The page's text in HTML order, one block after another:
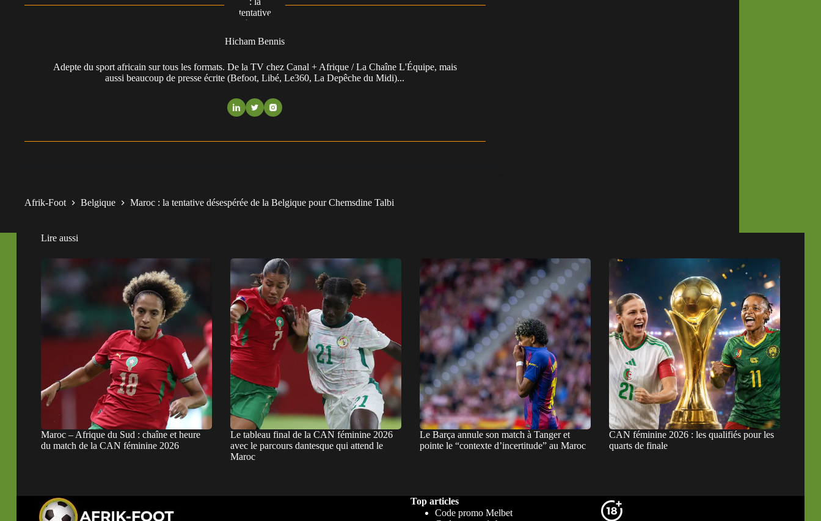
Hicham Bennis
Adepte du sport africain sur tous les formats. De la TV chez Canal + Afrique / La Chaîne L'Équipe, mais
aussi beaucoup de presse écrite (Befoot, Libé, Le360, La Depêche du Midi)...
Afrik-Foot Belgique Maroc : la tentative désespérée de la Belgique pour Chemsdine Talbi
Lire aussi
Maroc – Afrique du Sud : chaîne et heure
du match de la CAN féminine 2026
Le tableau final de la CAN féminine 2026
avec le parcours dantesque qui attend le
Maroc
Le Barça annule son match à Tanger et
pointe le “contexte d’incertitude” au Maroc
CAN féminine 2026 : les qualifiés pour les
quarts de finale
Top articles
Code promo Melbet